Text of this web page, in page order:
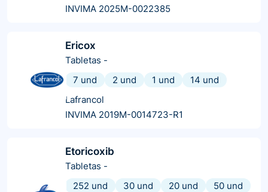
INVIMA 2025M-0022385
Ericox
Tabletas -
7 und
2 und 1 und
14 und
Lafrancol
INVIMA 2019M-0014723-R1
Etoricoxib
Tabletas -
252 und
30 und 20 und
50 und